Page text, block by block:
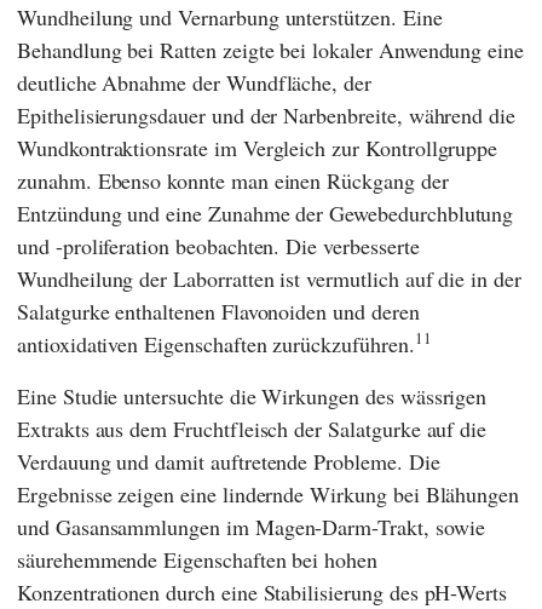
Wundheilung und Vernarbung unterstützen. Eine
Behandlung bei Ratten zeigte bei lokaler Anwendung eine
deutliche Abnahme der Wundfläche, der
Epithelisierungsdauer und der Narbenbreite, während die
Wundkontraktionsrate im Vergleich zur Kontrollgruppe
zunahm. Ebenso konnte man einen Rückgang der
Entzündung und eine Zunahme der Gewebedurchblutung
und -proliferation beobachten. Die verbesserte
Wundheilung der Laborratten ist vermutlich auf die in der
Salatgurke enthaltenen Flavonoiden und deren
antioxidativen Eigenschaften zurückzuführen.11
Eine Studie untersuchte die Wirkungen des wässrigen
Extrakts aus dem Fruchtfleisch der Salatgurke auf die
Verdauung und damit auftretende Probleme. Die
Ergebnisse zeigen eine lindernde Wirkung bei Blähungen
und Gasansammlungen im Magen-Darm-Trakt, sowie
säurehemmende Eigenschaften bei hohen
Konzentrationen durch eine Stabilisierung des pH-Werts